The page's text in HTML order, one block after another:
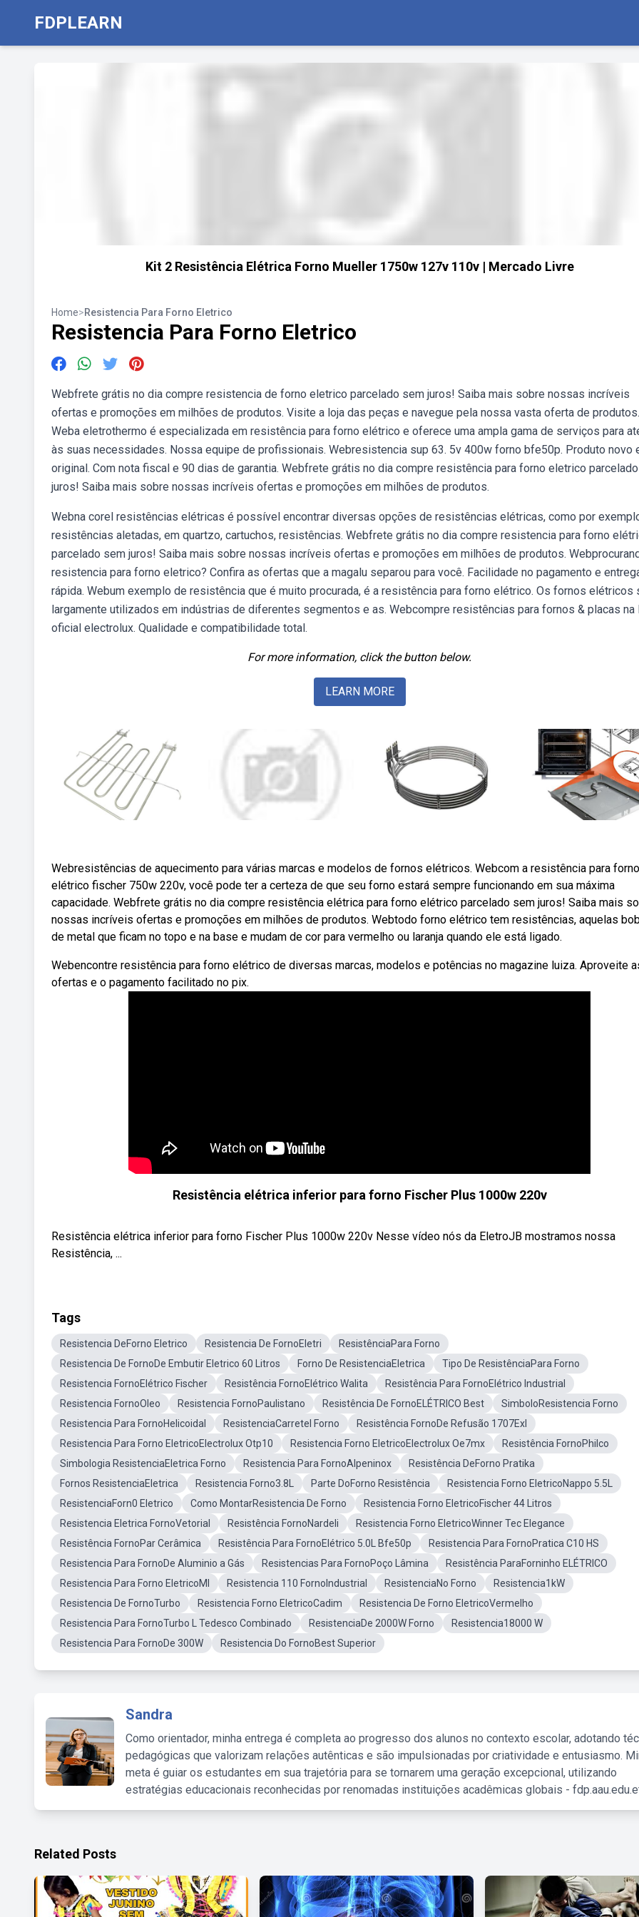
FDPLEARN
Kit 2 Resistência Elétrica Forno Mueller 1750w 127v 110v | Mercado Livre
Home>Resistencia Para Forno Eletrico
Resistencia Para Forno Eletrico
Webfrete grátis no dia compre resistencia de forno eletrico parcelado sem juros! Saiba mais sobre nossas incríveis
ofertas e promoções em milhões de produtos. Visite a loja das peças e navegue pela nossa vasta oferta de produtos.
Weba eletrothermo é especializada em resistência para forno elétrico e oferece uma ampla gama de serviços para
às suas necessidades. Nossa equipe de profissionais. Webresistencia sup 63. 5v 400w forno bfe50p. Produto novo
original. Com nota fiscal e 90 dias de garantia. Webfrete grátis no dia compre resistência para forno eletrico
juros! Saiba mais sobre nossas incríveis ofertas e promoções em milhões de produtos.
Webna corel resistências elétricas é possível encontrar diversas opções de resistências elétricas, como por
resistências aletadas, em quartzo, cartuchos, resistências. Webfrete grátis no dia compre resistencia para forno
parcelado sem juros! Saiba mais sobre nossas incríveis ofertas e promoções em milhões de produtos.
resistencia para forno eletrico? Confira as ofertas que a magalu separou para você. Facilidade no pagamento e
rápida. Webum exemplo de resistência que é muito procurada, é a resistência para forno elétrico. Os fornos elétricos
largamente utilizados em indústrias de diferentes segmentos e as. Webcompre resistências para fornos & placas na
oficial electrolux. Qualidade e compatibilidade total.
For more information, click the button below.
LEARN MORE
Webresistências de aquecimento para várias marcas e modelos de fornos elétricos. Webcom a resistência para forno
elétrico fischer 750w 220v, você pode ter a certeza de que seu forno estará sempre funcionando em sua máxima
capacidade. Webfrete grátis no dia compre resistência elétrica para forno elétrico parcelado sem juros! Saiba mais
nossas incríveis ofertas e promoções em milhões de produtos. Webtodo forno elétrico tem resistências, aquelas
de metal que ficam no topo e na base e mudam de cor para vermelho ou laranja quando ele está ligado.
Webencontre resistência para forno elétrico de diversas marcas, modelos e potências no magazine luiza. Aproveite
ofertas e o pagamento facilitado no pix.
Resistência elétrica inferior para forno Fischer Plus 1000w 220v
Resistência elétrica inferior para forno Fischer Plus 1000w 220v Nesse vídeo nós da EletroJB mostramos nossa
Resistência, ...
Tags
Resistencia DeForno Eletrico Resistencia De FornoEletri
ResistênciaPara Forno
Resistencia De FornoDe Embutir Eletrico 60 Litros
Forno De ResistenciaEletrica
Tipo De ResistênciaPara Forno
Resistencia FornoElétrico Fischer
Resistência FornoElétrico Walita
Resistência Para FornoElétrico Industrial
Resistencia FornoOleo
Resistencia FornoPaulistano Resistência De FornoELÉTRICO Best
SimboloResistencia Forno
Resistencia Para FornoHelicoidal
ResistenciaCarretel Forno
Resistência FornoDe Refusão 1707Exl
Resistencia Para Forno EletricoElectrolux Otp10
Resistencia Forno EletricoElectrolux Oe7mx
Resistência FornoPhilco
Simbologia ResistenciaEletrica Forno
Resistencia Para FornoAlpeninox
Resistência DeForno Pratika
Fornos ResistenciaEletrica
Resistencia Forno3.8L Parte DoForno Resistência
Resistencia Forno EletricoNappo 5.5L
ResistenciaForn0 Eletrico
Como MontarResistencia De Forno
Resistencia Forno EletricoFischer 44 Litros
Resistencia Eletrica FornoVetorial
Resistência FornoNardeli
Resistencia Forno EletricoWinner Tec Elegance
Resistência FornoPar Cerâmica
Resistência Para FornoElétrico 5.0L Bfe50p
Resistencia Para FornoPratica C10 HS
Resistencia Para FornoDe Aluminio a Gás
Resistencias Para FornoPoço Lâmina
Resistência ParaForninho ELÉTRICO
Resistencia Para Forno EletricoMl
Resistencia 110 FornoIndustrial ResistenciaNo Forno
Resistencia1kW
Resistencia De FornoTurbo
Resistencia Forno EletricoCadim
Resistencia De Forno EletricoVermelho
Resistencia Para FornoTurbo L Tedesco Combinado
ResistenciaDe 2000W Forno
Resistencia18000 W
Resistencia Para FornoDe 300W
Resistencia Do FornoBest Superior
Sandra
Como orientador, minha entrega é completa ao progresso dos alunos no contexto escolar, adotando
pedagógicas que valorizam relações autênticas e são impulsionadas por criatividade e entusiasmo.
meta é guiar os estudantes em sua trajetória para se tornarem uma geração excepcional, utilizando
estratégias educacionais reconhecidas por renomadas instituições acadêmicas globais -
Related Posts